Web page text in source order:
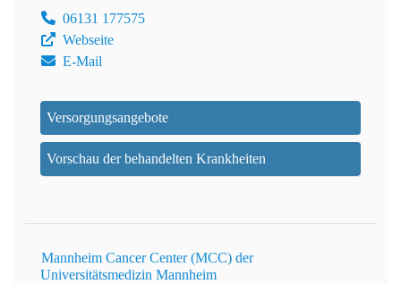
06131 177575
Webseite
E-Mail
Versorgungsangebote
Vorschau der behandelten Krankheiten
Mannheim Cancer Center (MCC) der
Universitätsmedizin Mannheim